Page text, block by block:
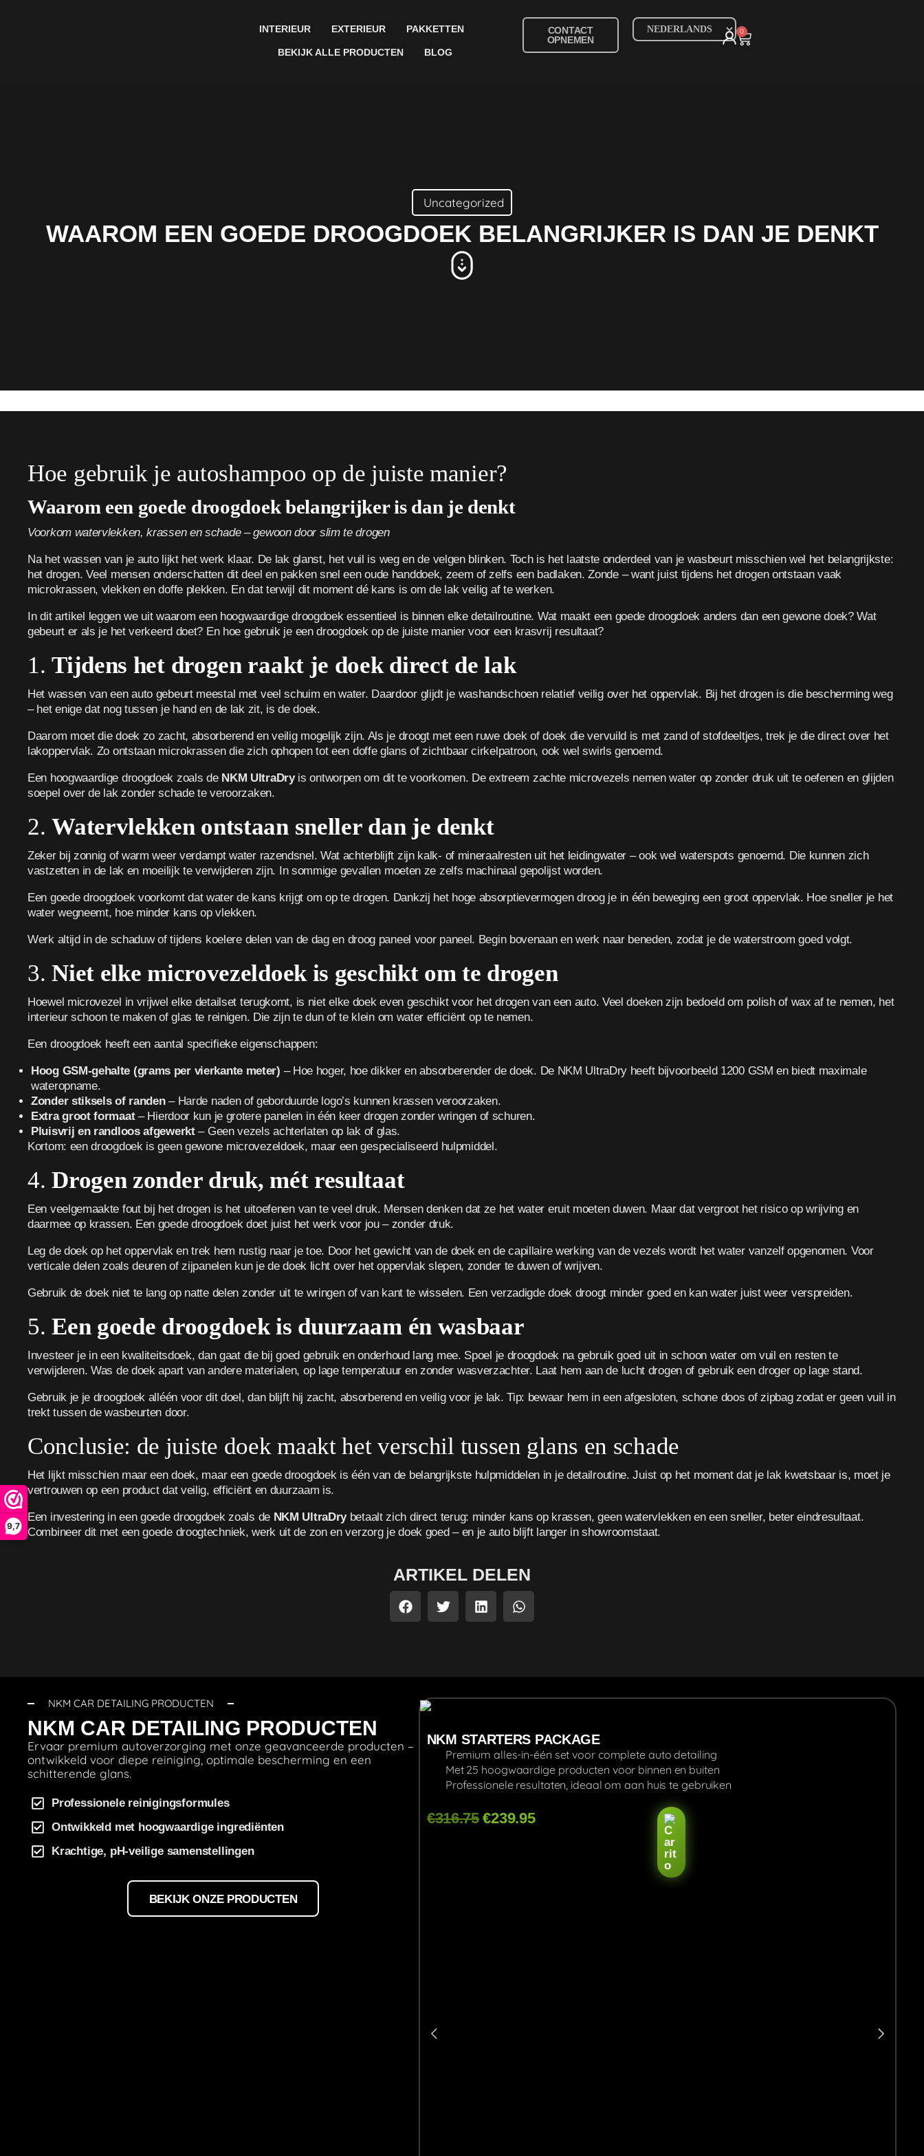
9,7
INTERIEUR EXTERIEUR PAKKETTEN
BEKIJK ALLE PRODUCTEN BLOG
CONTACT
OPNEMEN
0
Uncategorized
WAAROM EEN GOEDE DROOGDOEK BELANGRIJKER IS DAN JE DENKT
Hoe gebruik je autoshampoo op de juiste manier?
Waarom een goede droogdoek belangrijker is dan je denkt
Voorkom watervlekken, krassen en schade – gewoon door slim te drogen
Na het wassen van je auto lijkt het werk klaar. De lak glanst, het vuil is weg en de velgen blinken. Toch is het laatste onderdeel van je wasbeurt misschien wel het belangrijkste:
het drogen. Veel mensen onderschatten dit deel en pakken snel een oude handdoek, zeem of zelfs een badlaken. Zonde – want juist tijdens het drogen ontstaan vaak
microkrassen, vlekken en doffe plekken. En dat terwijl dit moment dé kans is om de lak veilig af te werken.
In dit artikel leggen we uit waarom een hoogwaardige droogdoek essentieel is binnen elke detailroutine. Wat maakt een goede droogdoek anders dan een gewone doek? Wat
gebeurt er als je het verkeerd doet? En hoe gebruik je een droogdoek op de juiste manier voor een krasvrij resultaat?
1.Tijdens het drogen raakt je doek direct de lak
Het wassen van een auto gebeurt meestal met veel schuim en water. Daardoor glijdt je washandschoen relatief veilig over het oppervlak. Bij het drogen is die bescherming weg
– het enige dat nog tussen je hand en de lak zit, is de doek.
Daarom moet die doek zo zacht, absorberend en veilig mogelijk zijn. Als je droogt met een ruwe doek of doek die vervuild is met zand of stofdeeltjes, trek je die direct over het
lakoppervlak. Zo ontstaan microkrassen die zich ophopen tot een doffe glans of zichtbaar cirkelpatroon, ook wel swirls genoemd.
Een hoogwaardige droogdoek zoals de NKM UltraDryis ontworpen om dit te voorkomen. De extreem zachte microvezels nemen water op zonder druk uit te oefenen en glijden
soepel over de lak zonder schade te veroorzaken.
2.Watervlekken ontstaan sneller dan je denkt
Zeker bij zonnig of warm weer verdampt water razendsnel. Wat achterblijft zijn kalk- of mineraalresten uit het leidingwater – ook wel waterspots genoemd. Die kunnen zich
vastzetten in de lak en moeilijk te verwijderen zijn. In sommige gevallen moeten ze zelfs machinaal gepolijst worden.
Een goede droogdoek voorkomt dat water de kans krijgt om op te drogen. Dankzij het hoge absorptievermogen droog je in één beweging een groot oppervlak. Hoe sneller je het
water wegneemt, hoe minder kans op vlekken.
Werk altijd in de schaduw of tijdens koelere delen van de dag en droog paneel voor paneel. Begin bovenaan en werk naar beneden, zodat je de waterstroom goed volgt.
3.Niet elke microvezeldoek is geschikt om te drogen
Hoewel microvezel in vrijwel elke detailset terugkomt, is niet elke doek even geschikt voor het drogen van een auto. Veel doeken zijn bedoeld om polish of wax af te nemen, het
interieur schoon te maken of glas te reinigen. Die zijn te dun of te klein om water efficiënt op te nemen.
Een droogdoek heeft een aantal specifieke eigenschappen:
Hoog GSM-gehalte (grams per vierkante meter) – Hoe hoger, hoe dikker en absorberender de doek. De NKM UltraDry heeft bijvoorbeeld 1200 GSM en biedt maximale
wateropname.
Zonder stiksels of randen– Harde naden of geborduurde logo’s kunnen krassen veroorzaken.
Extra groot formaat– Hierdoor kun je grotere panelen in één keer drogen zonder wringen of schuren.
Pluisvrij en randloos afgewerkt– Geen vezels achterlaten op lak of glas.
Kortom: een droogdoek is geen gewone microvezeldoek, maar een gespecialiseerd hulpmiddel.
4.Drogen zonder druk, mét resultaat
Een veelgemaakte fout bij het drogen is het uitoefenen van te veel druk. Mensen denken dat ze het water eruit moeten duwen. Maar dat vergroot het risico op wrijving en
daarmee op krassen. Een goede droogdoek doet juist het werk voor jou – zonder druk.
Leg de doek op het oppervlak en trek hem rustig naar je toe. Door het gewicht van de doek en de capillaire werking van de vezels wordt het water vanzelf opgenomen. Voor
verticale delen zoals deuren of zijpanelen kun je de doek licht over het oppervlak slepen, zonder te duwen of wrijven.
Gebruik de doek niet te lang op natte delen zonder uit te wringen of van kant te wisselen. Een verzadigde doek droogt minder goed en kan water juist weer verspreiden.
5.Een goede droogdoek is duurzaam én wasbaar
Investeer je in een kwaliteitsdoek, dan gaat die bij goed gebruik en onderhoud lang mee. Spoel je droogdoek na gebruik goed uit in schoon water om vuil en resten te
verwijderen. Was de doek apart van andere materialen, op lage temperatuur en zonder wasverzachter. Laat hem aan de lucht drogen of gebruik een droger op lage stand.
Gebruik je je droogdoek alléén voor dit doel, dan blijft hij zacht, absorberend en veilig voor je lak. Tip: bewaar hem in een afgesloten, schone doos of zipbag zodat er geen vuil in
trekt tussen de wasbeurten door.
Conclusie: de juiste doek maakt het verschil tussen glans en schade
Het lijkt misschien maar een doek, maar een goede droogdoek is één van de belangrijkste hulpmiddelen in je detailroutine. Juist op het moment dat je lak kwetsbaar is, moet je
vertrouwen op een product dat veilig, efficiënt en duurzaam is.
Een investering in een goede droogdoek zoals de NKM UltraDrybetaalt zich direct terug: minder kans op krassen, geen watervlekken en een sneller, beter eindresultaat.
Combineer dit met een goede droogtechniek, werk uit de zon en verzorg je doek goed – en je auto blijft langer in showroomstaat.
ARTIKEL DELEN
NKM CAR DETAILING PRODUCTEN
NKM CAR DETAILING PRODUCTEN
Ervaar premium autoverzorging met onze geavanceerde producten –
ontwikkeld voor diepe reiniging, optimale bescherming en een
schitterende glans.
Professionele reinigingsformules
Ontwikkeld met hoogwaardige ingrediënten
Krachtige, pH-veilige samenstellingen
BEKIJK ONZE PRODUCTEN
NKM STARTERS PACKAGE
Premium alles-in-één set voor complete auto detailing
Met 25 hoogwaardige producten voor binnen en buiten
Professionele resultaten, ideaal om aan huis te gebruiken
€316.75 €239.95